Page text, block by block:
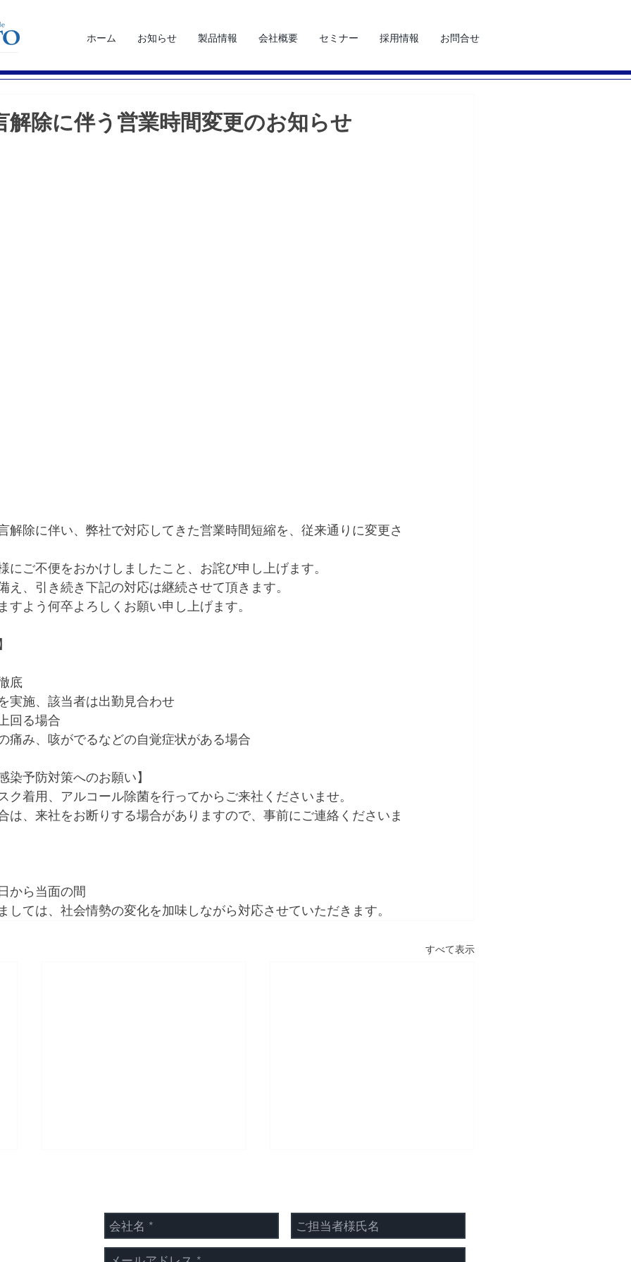
ホーム お知らせ 製品情報 会社概要 セミナー 採用情報 お問合せ
解除に伴う営業時間変更のお知らせ
解除に伴い、弊社で対応してきた営業時間短縮を、従来通りに変更さ
にご不便をおかけしましたこと、お詫び申し上げます。
え、引き続き下記の対応は継続させて頂きます。
すよう何卒よろしくお願い申し上げます。
底
実施、該当者は出勤見合わせ
回る場合
み、咳がでるなどの自覚症状がある場合
染予防対策へのお願い】
ク着用、アルコール除菌を行ってからご来社くださいませ。
は、来社をお断りする場合がありますので、事前にご連絡くださいま
から当面の間
ては、社会情勢の変化を加味しながら対応させていただきます。
すべて表示